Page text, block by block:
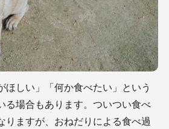
ほしい」「何か食べたい」という
る場合もあります。ついつい食べ
りますが、おねだりによる食べ過